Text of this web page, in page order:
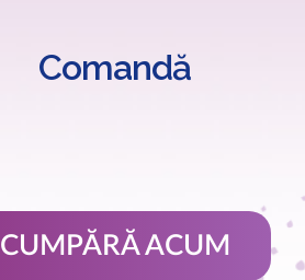
Comandă
CUMPĂRĂ ACUM